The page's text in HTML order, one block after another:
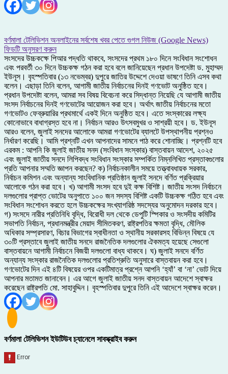
বর্ণমালা টেলিভিশন অনলাইনের সর্বশেষ খবর পেতে গুগল নিউজ (Google News)
ফিডটি অনুসরণ করুন
সংসদের উচ্চকক্ষে পিআর পদ্ধতি থাকবে, সংসদের প্রথম ১৮০ দিনে সংবিধান সংশোধন
এবং পরবর্তী ৩০ দিনে উচ্চকক্ষ গঠন করা হবে বলে জানিয়েছেন প্রধান উপদেষ্টা ড. মুহাম্মদ
ইউনূস। বৃহস্পতিবার (১৩ নভেম্বর) দুপুরে জাতির উদ্দেশে দেওয়া ভাষণে তিনি এসব কথা
বলেন। এছাড়া তিনি বলেন, আগামী জাতীয় নির্বাচনের দিনই গণভোট অনুষ্ঠিত হবে।
প্রধান উপদেষ্টা বলেন, আমরা সব বিষয় বিবেচনা করে সিদ্ধান্ত নিয়েছি যে আগামী জাতীয়
সংসদ নির্বাচনের দিনই গণভোটের আয়োজন করা হবে। অর্থাৎ জাতীয় নির্বাচনের মতো
গণভোটও ফেব্রুয়ারির প্রথমার্থে একই দিনে অনুষ্ঠিত হবে। এতে সংস্কারের লক্ষ্য
কোনোভাবে বাধাগ্রস্ত হবে না। নির্বাচন আরও উৎসবমুখর ও সাশ্রয়ী হবে। ড. ইউনূস
আরও বলেন, জুলাই সনদের আলোকে আমরা গণভোটের ব্যালটে উপস্থাপনীয় প্রশ্নও
নির্ধারণ করেছি। আমি প্রশ্নটি এখন আপনাদের সামনে পাঠ করে শোনাচ্ছি। প্রশ্নটি হবে
এরকম : আপনি কি জুলাই জাতীয় সনদ (সংবিধান সংস্কার) বাস্তবায়ন আদেশ, ২০২৫
এবং জুলাই জাতীয় সনদে লিপিবদ্ধ সংবিধান সংস্কার সম্পর্কিত নিম্নলিখিত প্রস্তাবগুলোর
প্রতি আপনার সম্মতি জ্ঞাপন করছেন? ক) নির্বাচনকালীন সময়ে তত্ত্বাবধায়ক সরকার,
নির্বাচন কমিশন এবং অন্যান্য সাংবিধানিক প্রতিষ্ঠান জুলাই সনদে বর্ণিত প্রক্রিয়ার
আলোকে গঠন করা হবে। খ) আগামী সংসদ হবে দুই কক্ষ বিশিষ্ট। জাতীয় সংসদ নির্বাচনে
দলগুলোর প্রাপ্ত ভোটের অনুপাতে ১০০ জন সদস্য বিশিষ্ট একটি উচ্চকক্ষ গঠিত হবে এবং
সংবিধান সংশোধন করতে হলে উচ্চকক্ষের সংখ্যাগরিষ্ঠ সদস্যের অনুমোদন দরকার হবে।
গ) সংসদে নারীর প্রতিনিধি বৃদ্ধি, বিরোধী দল থেকে ডেপুটি স্পিকার ও সংসদীয় কমিটির
সভাপতি নির্বাচন, প্রধানমন্ত্রীর মেয়াদ সীমিতকরণ, রাষ্ট্রপতির ক্ষমতা বৃদ্ধি, মৌলিক
অধিকার সম্প্রসারণ, বিচার বিভাগের স্বাধীনতা ও স্থানীয় সরকারসহ বিভিন্ন বিষয়ে যে
৩০টি প্রস্তাবে জুলাই জাতীয় সনদে রাজনৈতিক দলগুলোর ঐকমত্য হয়েছে সেগুলো
বাস্তবায়নে আগামী নির্বাচনে বিজয়ী দলগুলো বাধ্য থাকবে। ঘ) জুলাই সনদে বর্ণিত
অন্যান্য সংস্কার রাজনৈতিক দলগুলোর প্রতিশ্রুতি অনুসারে বাস্তবায়ন করা হবে।
গণভোটের দিন এই ৪টি বিষয়ের ওপর একটিমাত্র প্রশ্নে আপনি ‘হ্যাঁ’ বা ‘না’ ভোট দিয়ে
আপনার মতামত জানাবেন। এর আগে জুলাই জাতীয় সনদ বাস্তবায়ন আদেশে স্বাক্ষর
করেছেন রাষ্ট্রপতি মো. সাহাবুদ্দিন। বৃহস্পতিবার দুপুরে তিনি এই আদেশে স্বাক্ষর করেন।
বর্ণমালা টেলিভিশন ইউটিউব চ্যানেলে সাবস্ক্রাইব করুন